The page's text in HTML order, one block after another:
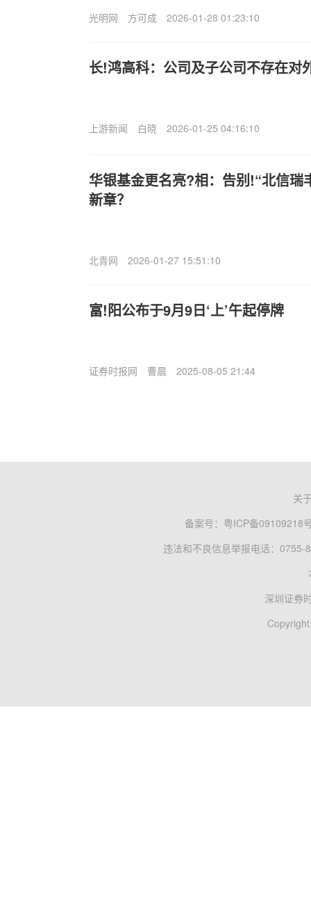
光明网 方可成 2026-01-28 01:23:10
长!鸿高科：公司及子公司不存在对
上游新闻 白晓 2026-01-25 04:16:10
华银基金更名亮?相：告别!“北信瑞
新章？
北青网 2026-01-27 15:51:10
富!阳公布于9月9日‘上’午起停牌
证券时报网 曹晨 2025-08-05 21:44
关
备案号： 粤ICP备09109218
违法和不良信息举报电话：0755-
深圳证券